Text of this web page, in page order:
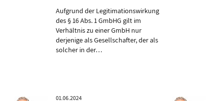
Aufgrund der Legitimationswirkung
des § 16 Abs. 1 GmbHG gilt im
Verhältnis zu einer GmbH nur
derjenige als Gesellschafter, der als
solcher in der…
01.06.2024